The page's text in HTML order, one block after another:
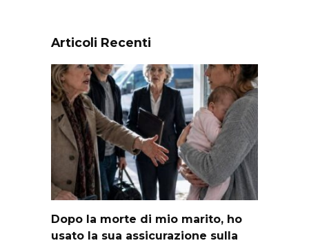
Articoli Recenti
Dopo la morte di mio marito, ho
usato la sua assicurazione sulla